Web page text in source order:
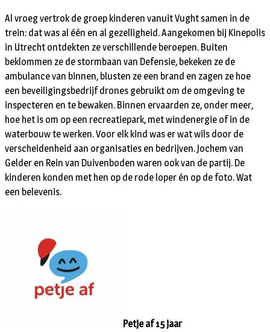
Al vroeg vertrok de groep kinderen vanuit Vught samen in de
trein: dat was al één en al gezelligheid. Aangekomen bij Kinepolis
in Utrecht ontdekten ze verschillende beroepen. Buiten
beklommen ze de stormbaan van Defensie, bekeken ze de
ambulance van binnen, blusten ze een brand en zagen ze hoe
een beveiligingsbedrijf drones gebruikt om de omgeving te
inspecteren en te bewaken. Binnen ervaarden ze, onder meer,
hoe het is om op een recreatiepark, met windenergie of in de
waterbouw te werken. Voor elk kind was er wat wils door de
verscheidenheid aan organisaties en bedrijven. Jochem van
Gelder en Rein van Duivenboden waren ook van de partij. De
kinderen konden met hen op de rode loper én op de foto. Wat
een belevenis.
Petje af 15 jaar